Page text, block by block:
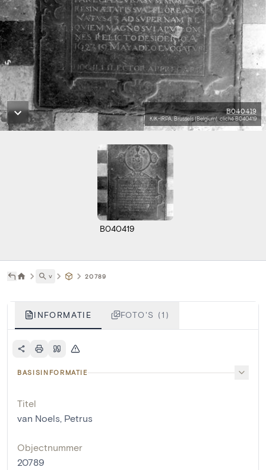
B040419
KIK-IRPA, Brussels (Belgium), cliché B040419
B040419
˅ 20789
INFORMATIE FOTO'S (1)
BASISINFORMATIE
Titel
van Noels, Petrus
Objectnummer
20789